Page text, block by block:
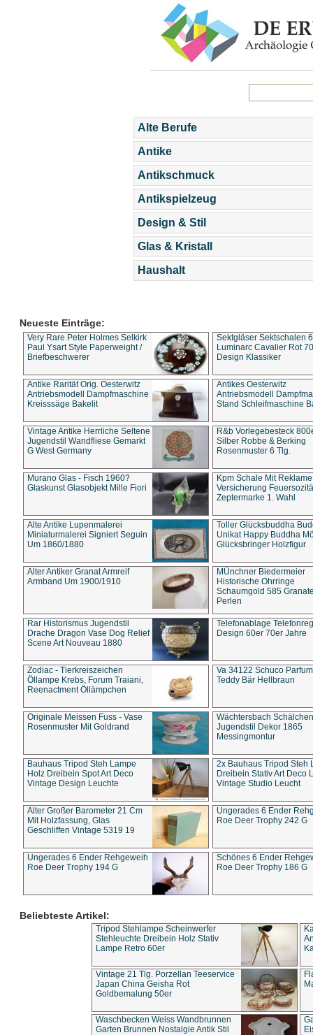
Alte Berufe
Antike
Antikschmuck
Antikspielzeug
Design & Stil
Glas & Kristall
Haushalt
Neueste Einträge:
Very Rare Peter Holmes Selkirk
Paul Ysart Style Paperweight /
Briefbeschwerer
Sektgläser Sektschalen
Luminarc Cavalier Rot
Design Klassiker
Antike Rarität Orig. Oesterwitz
Antriebsmodell Dampfmaschine
Kreisssäge Bakelit
Antikes Oesterwitz
Antriebsmodell
Stand Schleifmaschine
Vintage Antike Herrliche Seltene
Jugendstil Wandfliese Gemarkt
G West Germany
R&b Vorlegebesteck
Silber Robbe & Berking
Rosenmuster 6 Tlg.
Murano Glas - Fisch 1960?
Glaskunst Glasobjekt Mille Fiori
Kpm Schale Mit Reklame
Versicherung
Zeptermarke 1. Wahl
Alte Antike Lupenmalerei
Miniaturmalerei Signiert Seguin
Um 1860/1880
Toller Glücksbuddha
Unikat Happy Buddha
Glücksbringer Holzfigur
Alter Antiker Granat Armreif
Armband Um 1900/1910
MÜnchner Biedermeier
Historische Ohrringe
Schaumgold 585
Perlen
Rar Historismus Jugendstil
Drache Dragon Vase Dog Relief
Scene Art Nouveau 1880
Telefonablage
Design 60er 70er Jahre
Zodiac - Tierkreiszeichen
Öllampe Krebs, Forum Traiani,
Reenactment Öllämpchen
Va 34122 Schuco
Teddy Bär Hellbraun
Originale Meissen Fuss - Vase
Rosenmuster Mit Goldrand
Wächtersbach Schälchen
Jugendstil Dekor 1865
Messingmontur
Bauhaus Tripod Steh Lampe
Holz Dreibein Spot Art Deco
Vintage Design Leuchte
2x Bauhaus Tripod Steh
Dreibein Stativ Art Deco
Vintage Studio Leucht
Alter Großer Barometer 21 Cm
Mit Holzfassung, Glas
Geschliffen Vintage 5319 19
Ungerades 6 Ender
Roe Deer Trophy 242 G
Ungerades 6 Ender Rehgeweih
Roe Deer Trophy 194 G
Schönes 6 Ender
Roe Deer Trophy 186 G
Beliebteste Artikel:
Tripod Stehlampe Scheinwerfer
Stehleuchte Dreibein Holz Stativ
Lampe Retro 60er
Vintage 21 Tlg. Porzellan Teeservice
Japan China Geisha Rot
Goldbemalung 50er
Waschbecken Weiss Wandbrunnen
Garten Brunnen Nostalgie Antik Stil